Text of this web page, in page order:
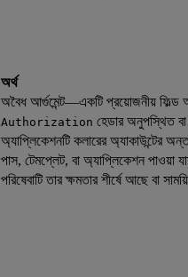
অর্থ
অবৈধ আর্গুমেন্ট—একটি প্রয়োজনীয় ফিল্ড
Authorization হেডার অনুপস্থিত
অ্যাপ্লিকেশনটি কলারের অ্যাকাউন্টের
পাস, টেমপ্লেট, বা অ্যাপ্লিকেশন পাওয়া
পরিষেবাটি তার ক্ষমতার শীর্ষে আছে বা